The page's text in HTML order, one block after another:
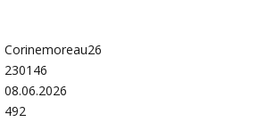
Corinemoreau26
230146
08.06.2026
492